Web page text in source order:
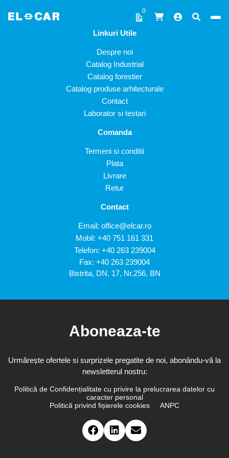
0
Linkuri Utile
Despre noi
Catalog Industrial
Catalog forestier
Catalog produse arhitecturale
Contact
Laborator si testari
Comanda
Termeni si conditii
Plata
Livrare
Retur
Contact
Email: office@elcar.ro
Mobil: +40 751 161 331
Telefon: +40 263 239004
Fax: +40 263 239004
Bistrita, DN. 17, Nr.256, BN
Aboneaza-te
Urmărește ofertele si surprizele pregatite de noi, abonându-vă la
newsletterul nostru:
Politică de Confidențialitate cu privire la prelucrarea datelor cu
caracter personal
Politică privind fișierele cookies
ANPC